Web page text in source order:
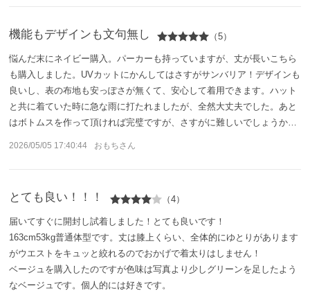
よみもの
商品の違い
お客様の声
ご利用ガイド
お届けについて
お支払いについて
交換・返品
機能もデザインも文句無し （5）
悩んだ末にネイビー購入。パーカーも持っていますが、丈が長いこちら
も購入しました。UVカットにかんしてはさすがサンバリア！デザインも
良いし、表の布地も安っぽさが無くて、安心して着用できます。ハット
と共に着ていた時に急な雨に打たれましたが、全然大丈夫でした。あと
はボトムスを作って頂ければ完璧ですが、さすがに難しいでしょうか…
2026/05/05 17:40:44 おもちさん
とても良い！！！ （4）
届いてすぐに開封し試着しました！とても良いです！
163cm53kg普通体型です。丈は膝上くらい、全体的にゆとりがあります
がウエストをキュッと絞れるのでおかげで着太りはしません！
ベージュを購入したのですが色味は写真より少しグリーンを足したよう
なベージュです。個人的には好きです。